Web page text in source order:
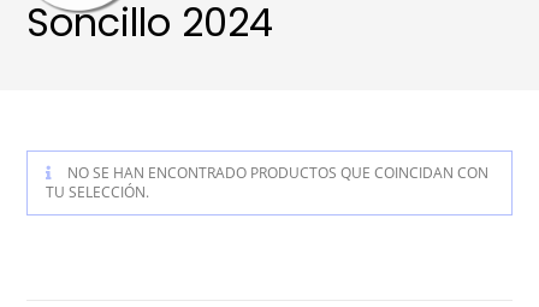
Soncillo 2024
NO SE HAN ENCONTRADO PRODUCTOS QUE COINCIDAN CON
TU SELECCIÓN.